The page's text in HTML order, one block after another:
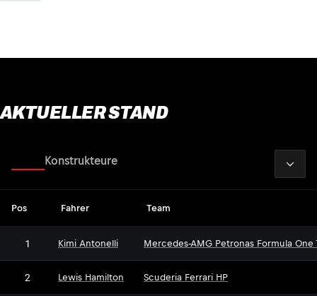
AKTUELLER STAND
Konstrukteure
Pos Fahrer Team
1 Kimi Antonelli Mercedes-AMG Petronas Formula One
2 Lewis Hamilton Scuderia Ferrari HP